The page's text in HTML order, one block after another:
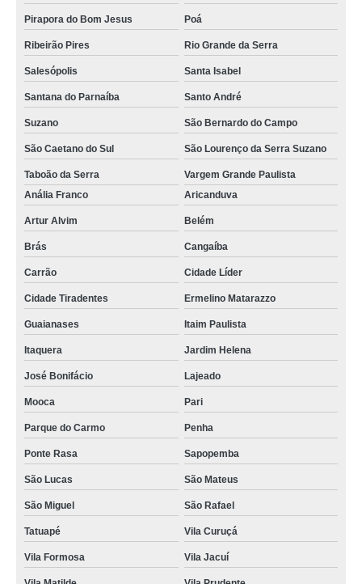
conserto de tela iphone orçar República
consertos traseira iphone 8 Carapicuíba
onde fazer conserto tela iphone x Santa Isabel
conserto tela iphone 7 Tatuapé
cotação de conserto tela iphone x Mairiporã
conserto tela iphone x orçar Moema
consertos traseira iphone 8 plus Arujá
conserto face id iphone x orçar Moema Índios
cotação de conserto de iphone Bom Retiro
conserto microfone iphone 7 orçar Chácara Santo Antonio
cotação de conserto traseira iphone 8 plus Mairiporã
consertos tela iphone 6 São Paulo
conserto iphone orçar Anália Franco
conserto tela iphone 7 Vila Jacuí
conserto iphone Jandira
conserto de tela de iphone orçar Jardim São Luís
conserto tela iphone 6 orçar Socorro
conserto de tela de iphone Vila Andrade
Pirapora do Bom Jesus Poá
Ribeirão Pires Rio Grande da Serra
Salesópolis Santa Isabel
Santana do Parnaíba Santo André
Suzano São Bernardo do Campo
São Caetano do Sul São Lourenço da Serra Suzano
Taboão da Serra
Vargem Grande Paulista
Anália Franco
Aricanduva
Artur Alvim Belém
Brás Cangaíba
Carrão Cidade Líder
Cidade Tiradentes Ermelino Matarazzo
Guaianases Itaim Paulista
Itaquera Jardim Helena
José Bonifácio Lajeado
Mooca Pari
Parque do Carmo Penha
Ponte Rasa Sapopemba
São Lucas São Mateus
São Miguel São Rafael
Tatuapé Vila Curuçá
Vila Formosa Vila Jacuí